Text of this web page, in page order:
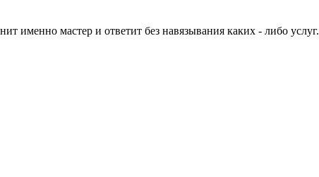
именно мастер и ответит без навязывания каких - либо услуг.